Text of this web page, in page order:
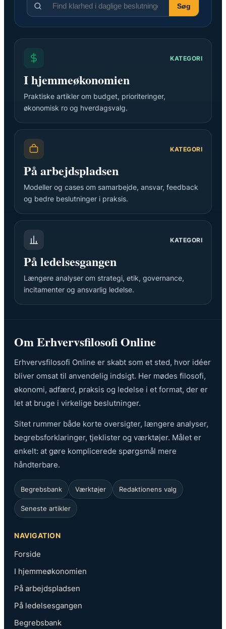
Søg
KATEGORI
I hjemmeøkonomien
Praktiske artikler om budget, prioriteringer,
økonomisk ro og hverdagsvalg.
KATEGORI
På arbejdspladsen
Modeller og cases om samarbejde, ansvar, feedback
og bedre beslutninger i praksis.
KATEGORI
På ledelsesgangen
Længere analyser om strategi, etik, governance,
incitamenter og ansvarlig ledelse.
Om Erhvervsfilosofi Online
Erhvervsfilosofi Online er skabt som et sted, hvor idéer
bliver omsat til anvendelig indsigt. Her mødes filosofi,
økonomi, adfærd, praksis og ledelse i et format, der er
let at bruge i virkelige beslutninger.
Sitet rummer både korte oversigter, længere analyser,
begrebsforklaringer, tjeklister og værktøjer. Målet er
enkelt: at gøre komplicerede spørgsmål mere
håndterbare.
Begrebsbank Værktøjer Redaktionens valg
Seneste artikler
NAVIGATION
Forside
I hjemmeøkonomien
På arbejdspladsen
På ledelsesgangen
Begrebsbank